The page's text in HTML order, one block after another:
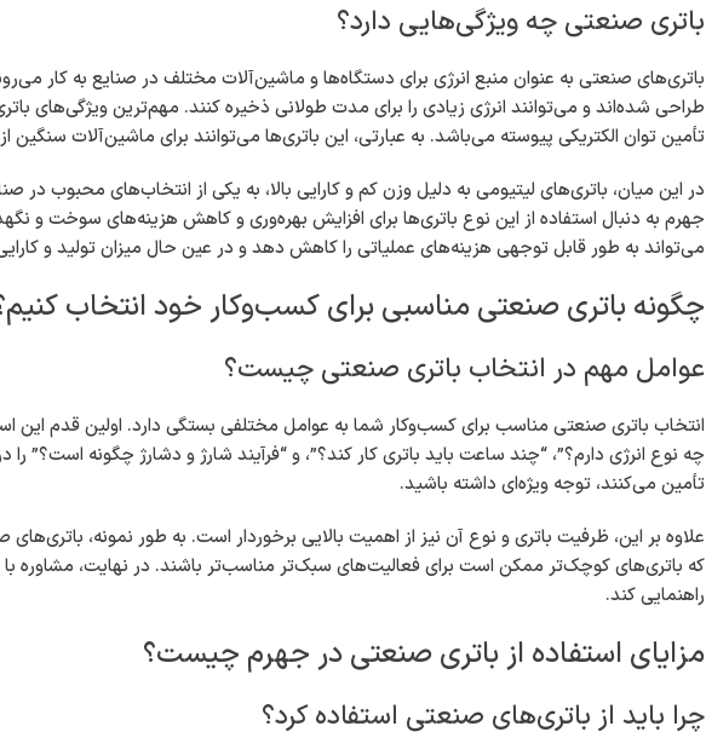
باتری صنعتی چه ویژگی‌هایی دارد؟
باتری‌های صنعتی به عنوان منبع انرژی برای دستگاه‌ها و ماشین‌آلات مختلف در صنایع به کار
طراحی شده‌اند و می‌توانند انرژی زیادی را برای مدت طولانی ذخیره کنند. مهم‌ترین ویژگی‌های
تأمین توان الکتریکی پیوسته می‌باشد. به عبارتی، این باتری‌ها می‌توانند برای ماشین‌آلات
در این میان، باتری‌های لیتیومی به دلیل وزن کم و کارایی بالا، به یکی از انتخاب‌های محبوب در
جهرم به دنبال استفاده از این نوع باتری‌ها برای افزایش بهره‌وری و کاهش هزینه‌های سوخت و
می‌تواند به طور قابل توجهی هزینه‌های عملیاتی را کاهش دهد و در عین حال میزان تولید و
چگونه باتری صنعتی مناسبی برای کسب‌وکار خود انتخاب
عوامل مهم در انتخاب باتری صنعتی چیست؟
انتخاب باتری صنعتی مناسب برای کسب‌وکار شما به عوامل مختلفی بستگی دارد. اولین قدم این
چه نوع انرژی دارم؟”، “چند ساعت باید باتری کار کند؟”، و “فرآیند شارژ و دشارژ چگونه است؟”
تأمین می‌کنند، توجه ویژه‌ای داشته باشید.
علاوه بر این، ظرفیت باتری و نوع آن نیز از اهمیت بالایی برخوردار است. به طور نمونه،
که باتری‌های کوچک‌تر ممکن است برای فعالیت‌های سبک‌تر مناسب‌تر باشند. در نهایت، مشاوره با
راهنمایی کند.
مزایای استفاده از باتری صنعتی در جهرم چیست؟
چرا باید از باتری‌های صنعتی استفاده کرد؟